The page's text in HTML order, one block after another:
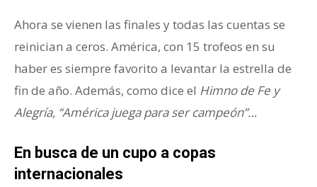
Ahora se vienen las finales y todas las cuentas se
reinician a ceros. América, con 15 trofeos en su
haber es siempre favorito a levantar la estrella de
fin de año. Además, como dice el Himno de Fe y
Alegría, “América juega para ser campeón”…
En busca de un cupo a copas
internacionales